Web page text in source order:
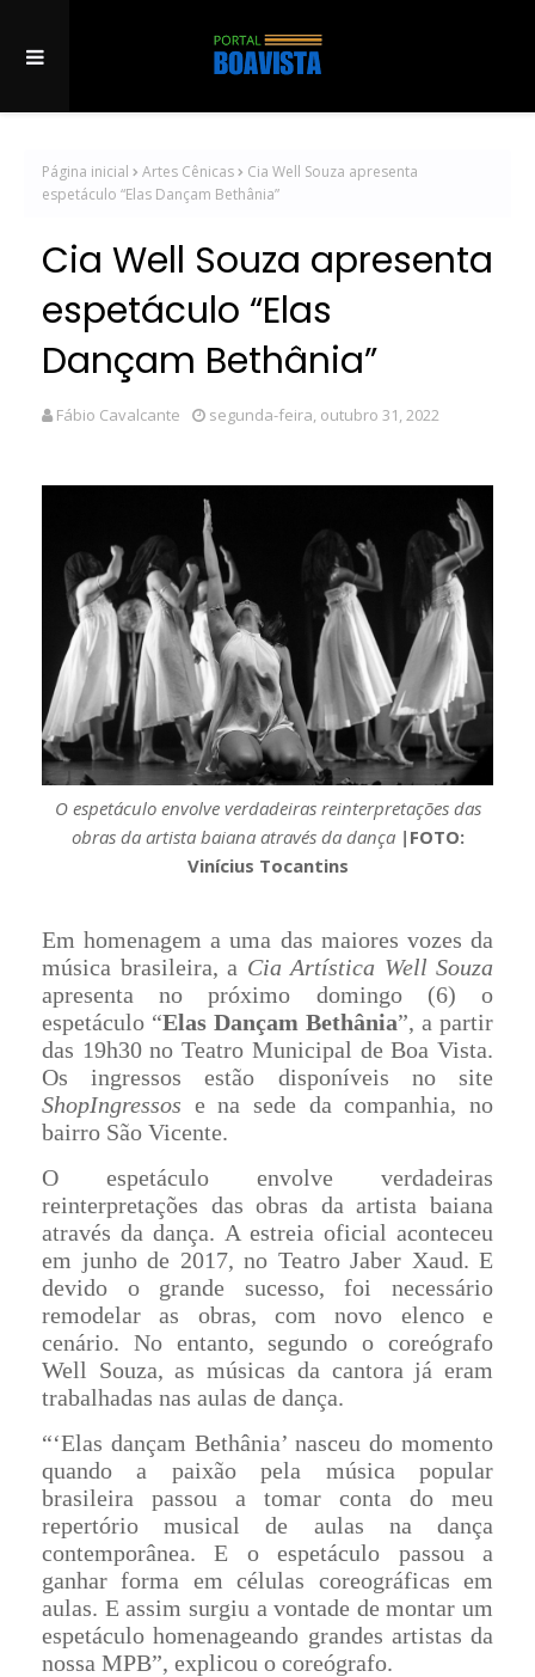
Página inicial Artes Cênicas
Cia Well Souza apresenta
espetáculo “Elas Dançam Bethânia”
Cia Well Souza apresenta
espetáculo “Elas
Dançam Bethânia”
Fábio Cavalcante segunda-feira, outubro 31, 2022
O espetáculo envolve verdadeiras reinterpretações das
obras da artista baiana através da dança | FOTO:
Vinícius Tocantins
Em homenagem a uma das maiores vozes da
música brasileira, a Cia Artística Well Souza
apresenta no próximo domingo (6) o
espetáculo “Elas Dançam Bethânia”, a partir
das 19h30 no Teatro Municipal de Boa Vista.
Os ingressos estão disponíveis no site
ShopIngressos e na sede da companhia, no
bairro São Vicente.
O espetáculo envolve verdadeiras
reinterpretações das obras da artista baiana
através da dança. A estreia oficial aconteceu
em junho de 2017, no Teatro Jaber Xaud. E
devido o grande sucesso, foi necessário
remodelar as obras, com novo elenco e
cenário. No entanto, segundo o coreógrafo
Well Souza, as músicas da cantora já eram
trabalhadas nas aulas de dança.
“‘Elas dançam Bethânia’ nasceu do momento
quando a paixão pela música popular
brasileira passou a tomar conta do meu
repertório musical de aulas na dança
contemporânea. E o espetáculo passou a
ganhar forma em células coreográficas em
aulas. E assim surgiu a vontade de montar um
espetáculo homenageando grandes artistas da
nossa MPB”, explicou o coreógrafo.